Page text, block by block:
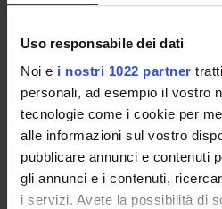
Uso responsabile dei dati
Noi e i nostri 1022 partner
personali, ad esempio il vostro
tecnologie come i cookie per
alle informazioni sul vostro
pubblicare annunci e contenuti
gli annunci e i contenuti,
i servizi. Avete la possibilità di
composizione del conflitto nello
OFFERTA FORMATIVA
CORSI DI STUDIO
DOTTORATI DI RICERCA E
SUPERIORE